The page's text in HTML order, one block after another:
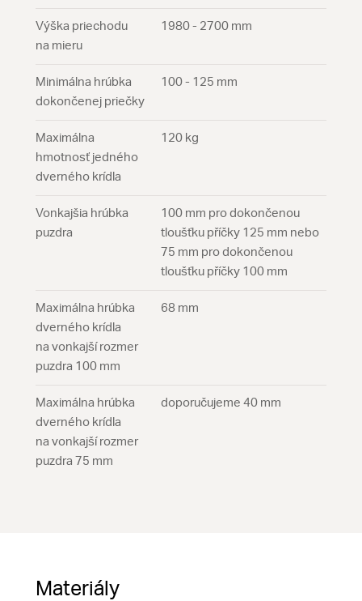
Výška priechodu
na mieru
1980 - 2700 mm
Minimálna hrúbka
dokončenej priečky
100 - 125 mm
Maximálna
hmotnosť jedného
dverného krídla
120 kg
Vonkajšia hrúbka
puzdra
100 mm pro dokončenou
tloušťku příčky 125 mm nebo
75 mm pro dokončenou
tloušťku příčky 100 mm
Maximálna hrúbka
dverného krídla
na vonkajší rozmer
puzdra 100 mm
68 mm
Maximálna hrúbka
dverného krídla
na vonkajší rozmer
puzdra 75 mm
doporučujeme 40 mm
Materiály